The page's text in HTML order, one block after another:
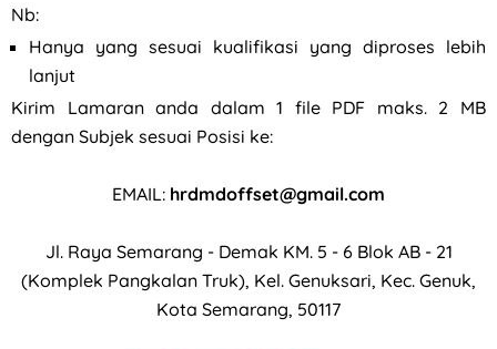
Nb:
Hanya yang sesuai kualifikasi yang diproses lebih
lanjut
Kirim Lamaran anda dalam 1 file PDF maks. 2 MB
dengan Subjek sesuai Posisi ke:
EMAIL: hrdmdoffset@gmail.com
Jl. Raya Semarang - Demak KM. 5 - 6 Blok AB - 21
(Komplek Pangkalan Truk), Kel. Genuksari, Kec. Genuk,
Kota Semarang, 50117